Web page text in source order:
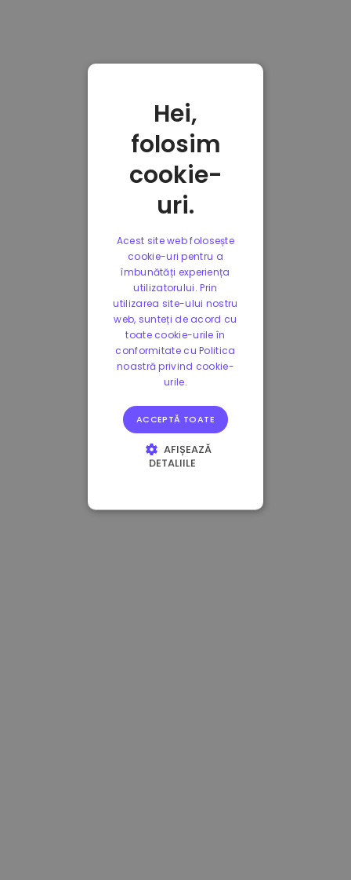
Hei,
folosim
cookie-
uri.
Acest site web folosește
cookie-uri pentru a
îmbunătăți experiența
utilizatorului. Prin
utilizarea site-ului nostru
web, sunteți de acord cu
toate cookie-urile în
conformitate cu Politica
noastră privind cookie-
urile.
ACCEPTĂ TOATE
AFIȘEAZĂ
DETALIILE